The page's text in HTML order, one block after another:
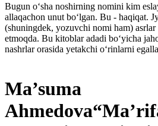
Bugun o‘sha noshirning nomini kim
allaqachon unut bo‘lgan. Bu - haqiqat.
(shuningdek, yozuvchi nomi ham) asrlar
etmoqda. Bu kitoblar adadi bo‘yicha
nashrlar orasida yetakchi o‘rinlarni
Ma’suma